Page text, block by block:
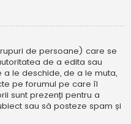
de persoane) care se
de a edita sau
le deschide, de a le muta,
pe forumul pe care îl
sunt prezenți pentru a
sau să posteze spam și